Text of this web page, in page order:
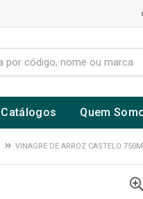
Catálogos Quem
VINAGRE DE ARROZ CASTELO